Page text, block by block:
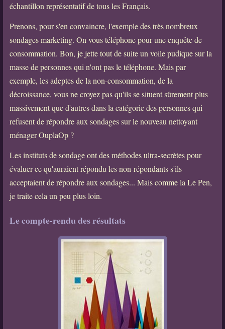
échantillon représentatif de tous les Français.
Prenons, pour s'en convaincre, l'exemple des très nombreux
sondages marketing. On vous téléphone pour une enquête de
consommation. Bon, je jette tout de suite un voile pudique sur la
masse de personnes qui n'ont pas le téléphone. Mais par
exemple, les adeptes de la non-consommation, de la
décroissance, vous ne croyez pas qu'ils se situent sûrement plus
massivement que d'autres dans la catégorie des personnes qui
refusent de répondre aux sondages sur le nouveau nettoyant
ménager OuplaOp ?
Les instituts de sondage ont des méthodes ultra-secrètes pour
évaluer ce qu'auraient répondu les non-répondants s'ils
acceptaient de répondre aux sondages... Mais comme la Le Pen,
je traite cela un peu plus loin.
Le compte-rendu des résultats